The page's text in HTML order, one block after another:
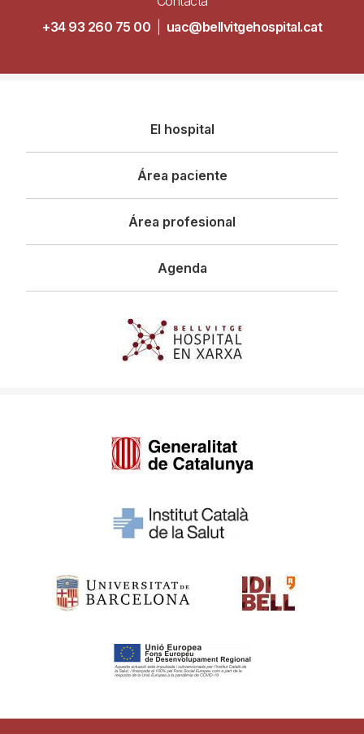
+34 93 260 75 00
uac@bellvitgehospital.cat
principal
El hospital
Área paciente
Área profesional
Agenda